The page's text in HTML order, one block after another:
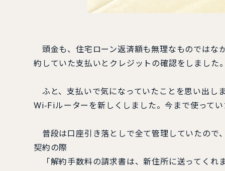
頭金も、住宅ローン返済額も無理なものではな
約していた支払いとクレジットの確認をしました
ふと、支払いで気になっていたことを思い出し
Wi-Fiルーターを新しくしました。今まで使って
普段は口座引き落としで全て管理していたので
契約の際
「解約手数料の請求書は、新住所に送ってくれ